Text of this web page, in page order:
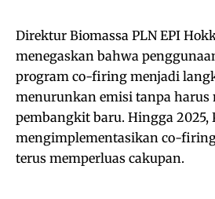
‎‎Direktur Biomassa PLN EPI
menegaskan bahwa
program co-firing menjadi
menurunkan emisi tanpa harus
pembangkit baru. Hingga 2025,
mengimplementasikan co-
terus memperluas cakupan.